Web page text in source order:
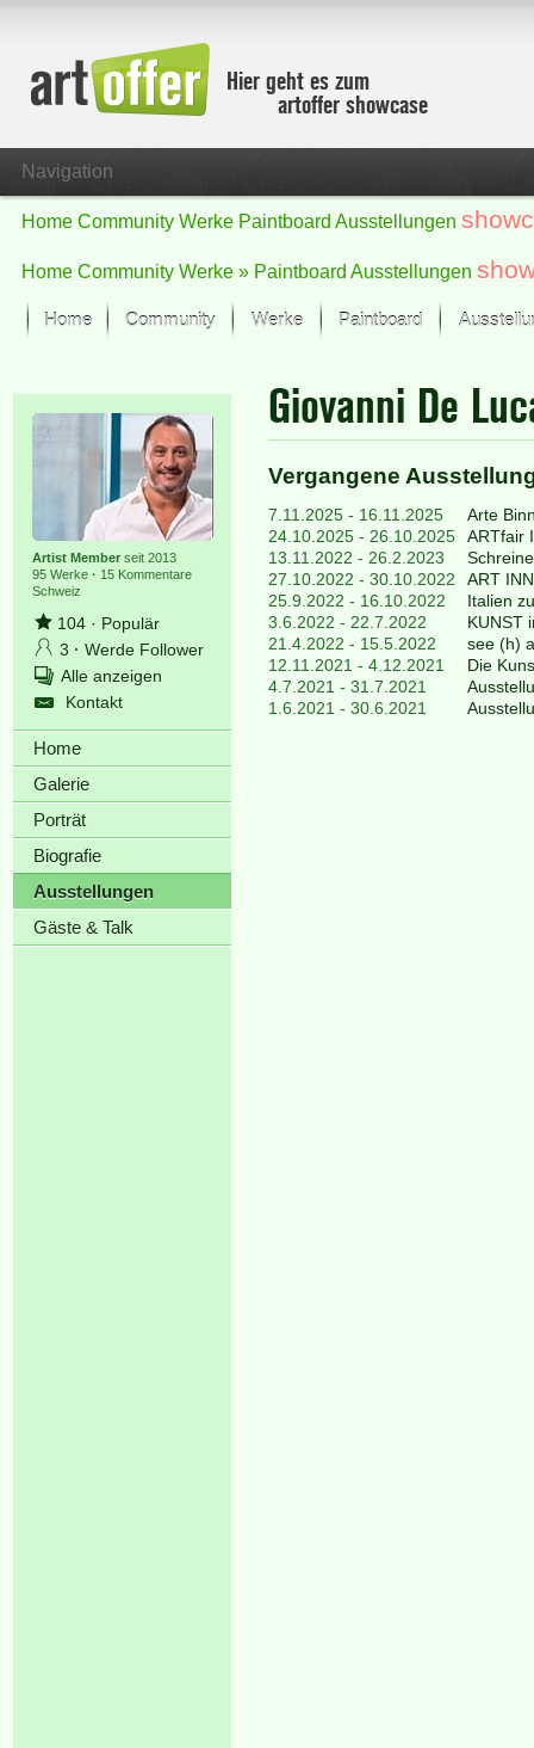
Hier geht es zum
artoffer showcase
Navigation
Home Community Werke Paintboard Ausstellungen
Home Community Werke » Paintboard Ausstellungen
Home Community Werke
Der letzte Monat im Fokus
Alle Fokus-Werke
Fokus-Werke
Neue Werke – Auswahl
Alle neuen Werke
Paintboard
Artist Memberseit 2013
95 Werke · 15 Kommentare
Schweiz
104· Populär
3 · Werde Follower
Alle anzeigen
Kontakt
Home
Galerie
Porträt
Biografie
Ausstellungen
Gäste & Talk
Giovanni De
Vergangene
7.11.2025 - 16.11.2025
Arte
24.10.2025 - 26.10.2025
ARTfair
13.11.2022 - 26.2.2023
27.10.2022 - 30.10.2022
ART
25.9.2022 - 16.10.2022
Italien
3.6.2022 - 22.7.2022
KUNST
21.4.2022 - 15.5.2022
see (h)
12.11.2021 - 4.12.2021
Die
4.7.2021 - 31.7.2021
1.6.2021 - 30.6.2021